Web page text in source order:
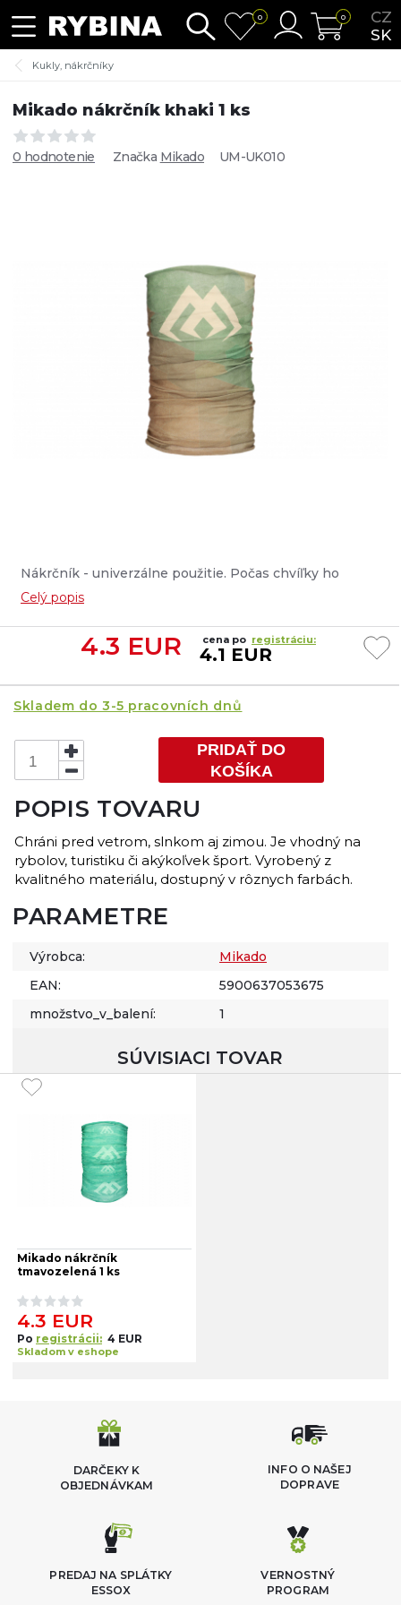
CZ
SK
0 0
Kukly, nákrčníky
Mikado nákrčník khaki 1 ks
0 hodnotenie Značka Mikado UM-UK010
Nákrčník - univerzálne použitie. Počas chvíľky ho
môžete premeniť na šatku, čiapku, čelenku či potítko....
Celý popis
4.3 EUR cena po registráciu:
4.1 EUR
Skladem do 3-5 pracovních dnů
PRIDAŤ DO
KOŠÍKA
POPIS TOVARU
Chráni pred vetrom, slnkom aj zimou. Je vhodný na
rybolov, turistiku či akýkoľvek šport. Vyrobený z
kvalitného materiálu, dostupný v rôznych farbách.
PARAMETRE
Výrobca:
Mikado
EAN:
5900637053675
množstvo_v_balení:
1
SÚVISIACI TOVAR
Mikado nákrčník
tmavozelená 1 ks
4.3 EUR
Po registrácii: 4 EUR
Skladom v eshope
DARČEKY K
OBJEDNÁVKAM
INFO O NAŠEJ
DOPRAVE
VERNOSTNÝ
PROGRAM
PREDAJ NA SPLÁTKY
ESSOX